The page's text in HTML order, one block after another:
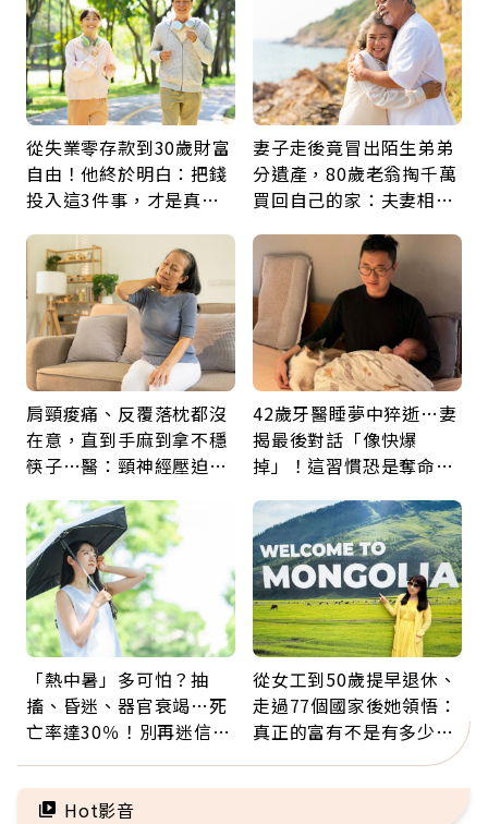
從失業零存款到30歲財富
自由！他終於明白：把錢
投入這3件事，才是真正
妻子走後竟冒出陌生弟弟
分遺產，80歲老翁掏千萬
買回自己的家：夫妻相守
肩頸痠痛、反覆落枕都沒
在意，直到手麻到拿不穩
筷子…醫：頸神經壓迫上
鍵
42歲牙醫睡夢中猝逝…妻
揭最後對話「像快爆
掉」！這習慣恐是奪命原
命交換
「熱中暑」多可怕？抽
搐、昏迷、器官衰竭…死
亡率達30％！別再迷信
5招才能真救命
從女工到50歲提早退休、
走過77個國家後她領悟：
真正的富有不是有多少
錢，而是擁有選擇人生的
自由
Hot影音